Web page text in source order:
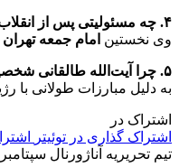
۴. چه مسئولیتی پس از انقلاب بر عهده داشت؟
وی نخستین امام جمعه تهران
۵. چرا آیت‌الله طالقانی شخصیت مهمی در تاریخ انقلاب اسلامی است؟
به دلیل مبارزات طولانی با
اشتراک در
اشتراک گذاری در توئیتر
تیم تحریریه آناژورنال سپتامبر 4, 2025